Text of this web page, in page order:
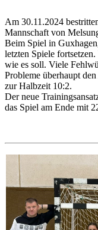
Am 30.11.2024
Mannschaft von
Beim Spiel in
letzten Spiele
wie es soll. Viele
Probleme überhaupt
zur Halbzeit 10:2.
Der neue
das Spiel am Ende mit